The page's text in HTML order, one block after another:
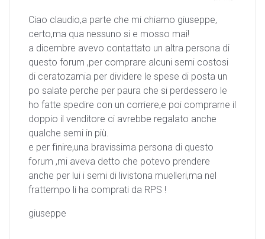
Ciao claudio,a parte che mi chiamo giuseppe,
certo,ma qua nessuno si e mosso mai!
a dicembre avevo contattato un altra persona di
questo forum ,per comprare alcuni semi costosi
di ceratozamia per dividere le spese di posta un
po salate perche per paura che si perdessero le
ho fatte spedire con un corriere,e poi comprarne il
doppio il venditore ci avrebbe regalato anche
qualche semi in più.
e per finire,una bravissima persona di questo
forum ,mi aveva detto che potevo prendere
anche per lui i semi di livistona muelleri,ma nel
frattempo li ha comprati da RPS !
giuseppe